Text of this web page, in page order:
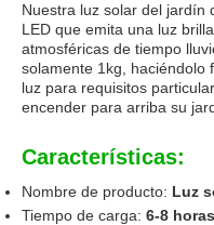
Nuestra luz solar del jardín
LED que emita una luz
atmosféricas de tiempo
solamente 1kg, haciéndolo
luz para requisitos
encender para arriba su
Características:
Nombre de producto: Luz
Tiempo de carga: 6-8 horas